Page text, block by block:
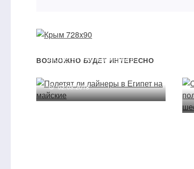
ВОЗМОЖНО БУДЕТ ИНТЕРЕСНО
Полетят ли лайнеры в
02.03.2018